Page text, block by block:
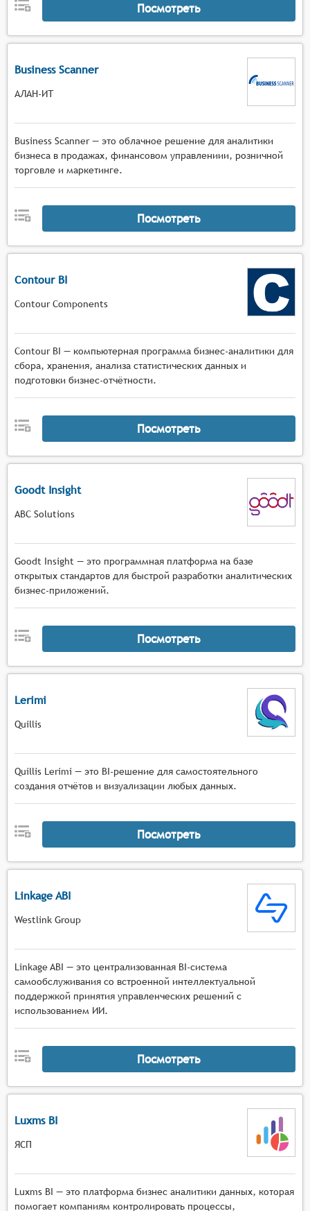
Посмотреть
Business Scanner
АЛАН-ИТ
Business Scanner — это облачное решение для аналитики
бизнеса в продажах, финансовом управлениии, розничной
торговле и маркетинге.
Посмотреть
Contour BI
Contour Components
Contour BI — компьютерная программа бизнес-аналитики для
сбора, хранения, анализа статистических данных и
подготовки бизнес-отчётности.
Посмотреть
Goodt Insight
ABC Solutions
Goodt Insight — это программная платформа на базе
открытых стандартов для быстрой разработки аналитических
бизнес-приложений.
Посмотреть
Lerimi
Quillis
Quillis Lerimi — это BI-решение для самостоятельного
создания отчётов и визуализации любых данных.
Посмотреть
Linkage ABI
Westlink Group
Linkage ABI — это централизованная BI-система
самообслуживания со встроенной интеллектуальной
поддержкой принятия управленческих решений с
использованием ИИ.
Посмотреть
Luxms BI
ЯСП
Luxms BI — это платформа бизнес аналитики данных, которая
помогает компаниям контролировать процессы,